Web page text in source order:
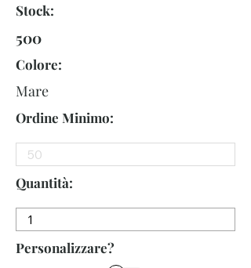
Stock:
500
Colore:
Mare
Ordine Minimo:
Quantità:
Personalizzare?